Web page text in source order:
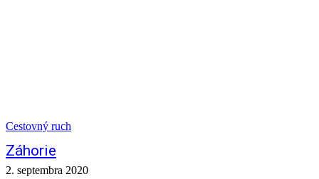
Cestovný ruch
Záhorie
2. septembra 2020